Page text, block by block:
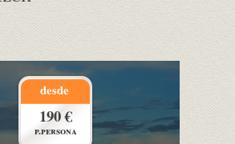
desde
190 €
p.persona